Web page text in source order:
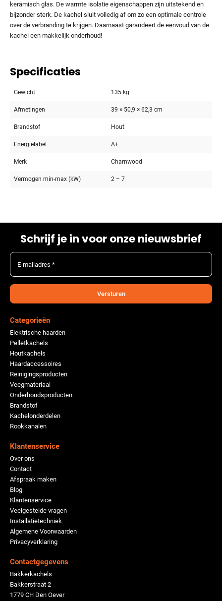
keramisch glas. De warmte isolatie eigenschappen zijn uitstekend en
bijzonder sterk. De kachel sluit volledig af om zo een optimale controle
over de verbranding te krijgen. Daarnaast garandeert de eenvoud van de
kachel een makkelijk onderhoud!
Specificaties
Gewicht 135 kg
Afmetingen 39 × 50,9 × 62,3 cm
Brandstof Hout
Energielabel A+
Merk Charnwood
Vermogen min-max (kW) 2 – 7
Schrijf je in voor onze nieuwsbrief
E-mailadres *
Versturen
Categorieën
Elektrische haarden
Pelletkachels
Houtkachels
Haardaccessoires
Reinigingsproducten
Veegmateriaal
Onderhoudsproducten
Brandstof
Kachelonderdelen
Rookkanalen
Klantenservice
Over ons
Contact
Afspraak maken
Blog
Klantenservice
Veelgestelde vragen
Installatietechniek
Algemene Voorwaarden
Privacyverklaring
Contactgegevens
Bakkerkachels
Bakkerstraat 2
1779 CH Den Oever